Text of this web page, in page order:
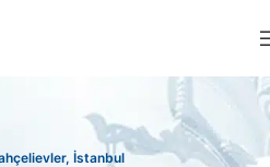
İstanbul